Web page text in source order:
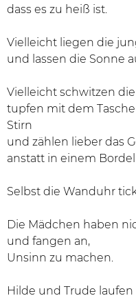
dass es zu heiß ist.
Vielleicht liegen die
und lassen die Sonne
Vielleicht schwitzen
tupfen mit dem
Stirn
und zählen lieber das
anstatt in einem
Selbst die Wanduhr
Die Mädchen haben
und fangen an,
Unsinn zu machen.
Hilde und Trude